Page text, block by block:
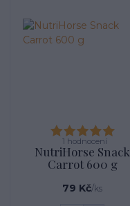
1 hodnocení
NutriHorse Snack
Carrot 600 g
79 Kč/ks